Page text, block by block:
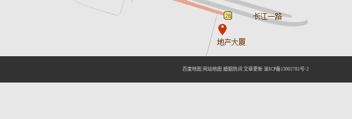
百度地图 网站地图 婚姻热词 文章更新 渝ICP备13002781号-2